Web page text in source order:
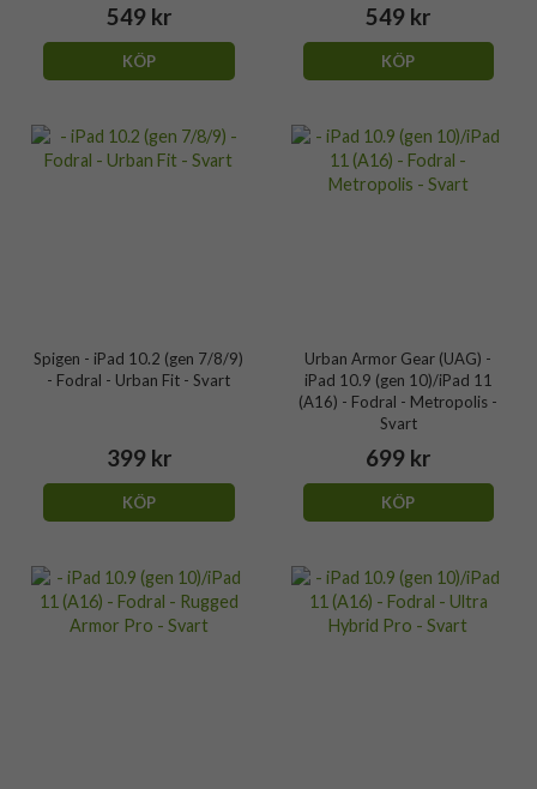
549 kr
KÖP
549 kr
KÖP
Spigen - iPad 10.2 (gen 7/8/9)
- Fodral - Urban Fit - Svart
399 kr
KÖP
Urban Armor Gear (UAG) -
iPad 10.9 (gen 10)/iPad 11
(A16) - Fodral - Metropolis -
Svart
699 kr
KÖP